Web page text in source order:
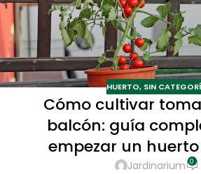
HUERTO, SIN
Cómo cultivar
balcón: guía
empezar un
Jardinarium 0